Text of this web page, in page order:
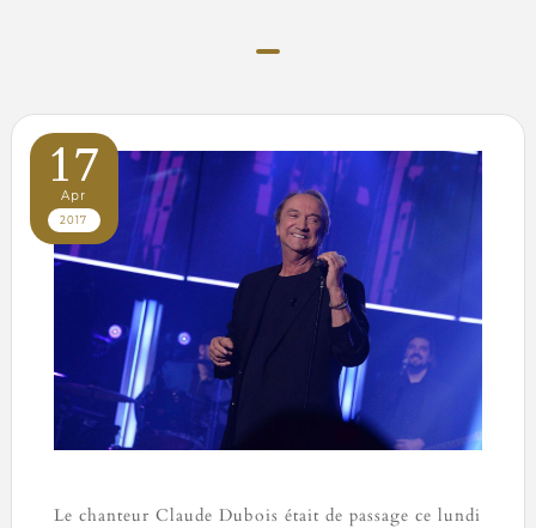
17
Apr
2017
Le chanteur Claude Dubois était de passage ce lundi